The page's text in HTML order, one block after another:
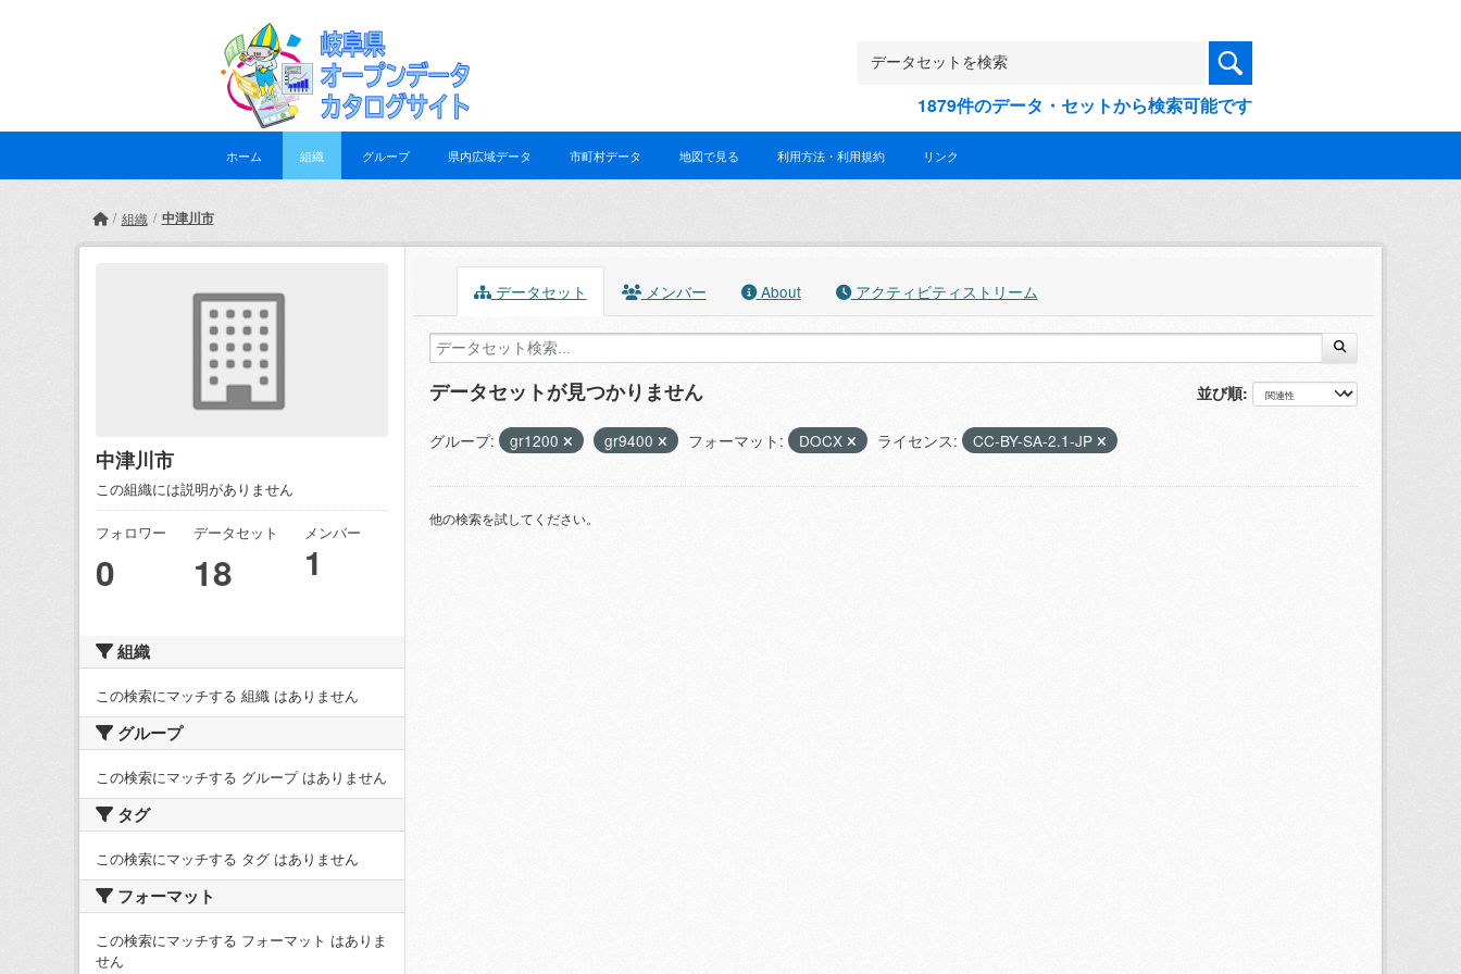
1879件のデータ・セットから検索可能です
ホーム 組織 グループ 県内広域データ 市町村データ 地図で見る 利用方法・利用規約 リンク
組織 中津川市
中津川市
この組織には説明がありません
フォロワー
0
データセット
18
メンバー
1
組織
この検索にマッチする 組織 はありません
グループ
この検索にマッチする グループ はありません
タグ
この検索にマッチする タグ はありません
フォーマット
この検索にマッチする フォーマット はありま
せん
データセット メンバー About アクティビティストリーム
並び順
データセットが見つかりません
グループ: gr1200 gr9400 フォーマット: DOCX ライセンス: CC-BY-SA-2.1-JP
他の検索を試してください。